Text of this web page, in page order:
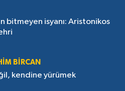
bitmeyen isyanı: Aristonikos
BIRCAN
kendine yürümek